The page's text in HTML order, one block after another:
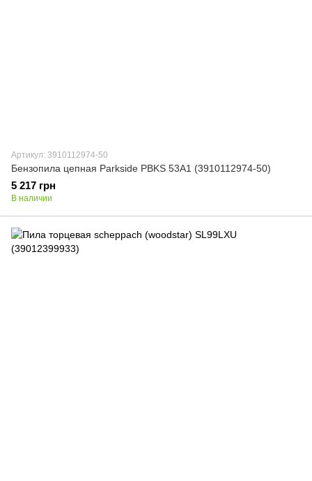
Артикул: 3910112974-50
Бензопила цепная Parkside PBKS 53A1 (3910112974-50)
5 217 грн
В наличии